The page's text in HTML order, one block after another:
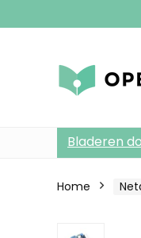
Bladeren
Home